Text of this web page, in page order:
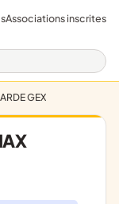
Associations inscrites
GEX